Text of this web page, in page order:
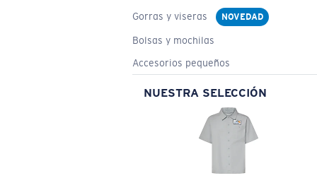
Gorras y viseras
NOVEDAD
Bolsas y mochilas
Accesorios pequeños
NUESTRA SELECCIÓN